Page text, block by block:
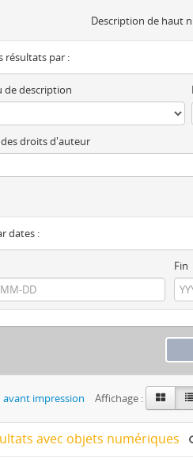
Description de haut
résultats par :
de description
droits d'auteur
dates :
Fin
avant impression Affichage :
avec objets numériques